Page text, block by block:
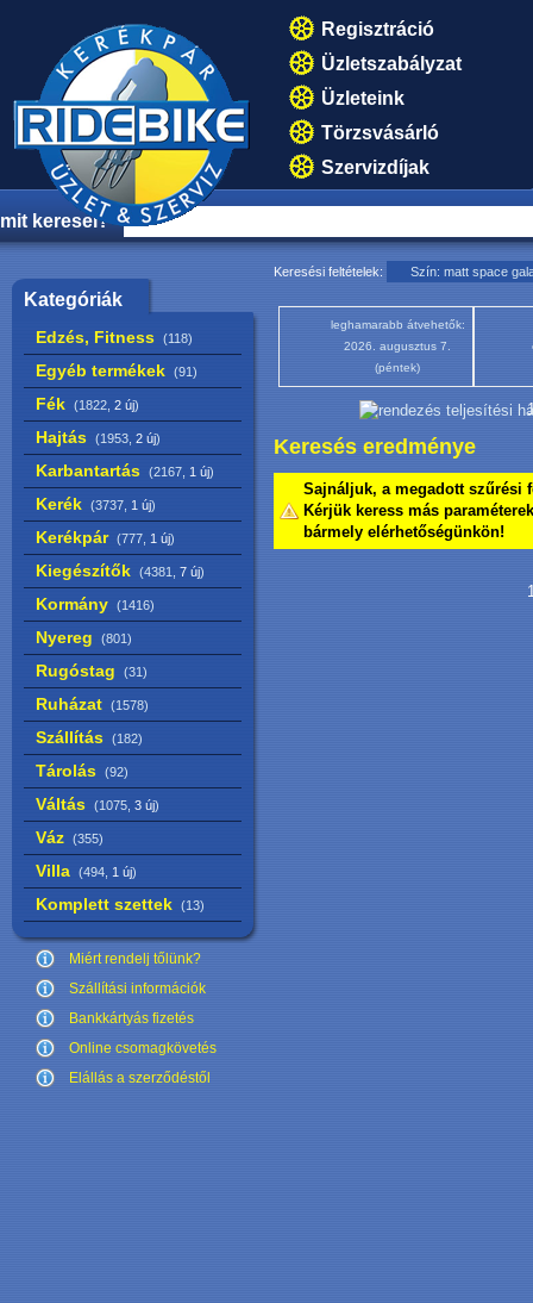
Regisztráció
Üzletszabályzat
Üzleteink
Törzsvásárló
Szervizdíjak
mit keresel?
Kategóriák
Edzés, Fitness (118)
Egyéb termékek (91)
Fék (1822, 2 új)
Hajtás (1953, 2 új)
Karbantartás (2167, 1 új)
Kerék (3737, 1 új)
Kerékpár (777, 1 új)
Kiegészítők (4381, 7 új)
Kormány (1416)
Nyereg (801)
Rugóstag (31)
Ruházat (1578)
Szállítás (182)
Tárolás (92)
Váltás (1075, 3 új)
Váz (355)
Villa (494, 1 új)
Komplett szettek (13)
Miért rendelj tőlünk?
Szállítási információk
Bankkártyás fizetés
Online csomagkövetés
Elállás a szerződéstől
Keresési feltételek: Szín: matt space
leghamarabb átvehetők:
2026. augusztus 7.
(péntek)
Keresés eredménye
Sajnáljuk, a megadott szűrési
Kérjük keress más
bármely elérhetőségünkön!